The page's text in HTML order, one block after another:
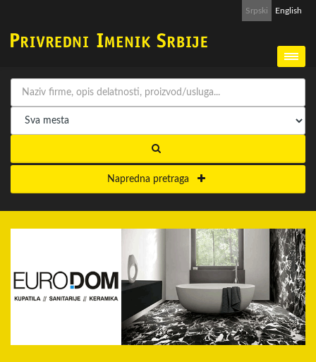
Srpski English
Napredna pretraga